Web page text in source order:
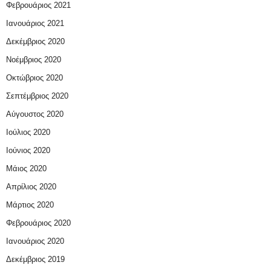
Φεβρουάριος 2021
Ιανουάριος 2021
Δεκέμβριος 2020
Νοέμβριος 2020
Οκτώβριος 2020
Σεπτέμβριος 2020
Αύγουστος 2020
Ιούλιος 2020
Ιούνιος 2020
Μάιος 2020
Απρίλιος 2020
Μάρτιος 2020
Φεβρουάριος 2020
Ιανουάριος 2020
Δεκέμβριος 2019